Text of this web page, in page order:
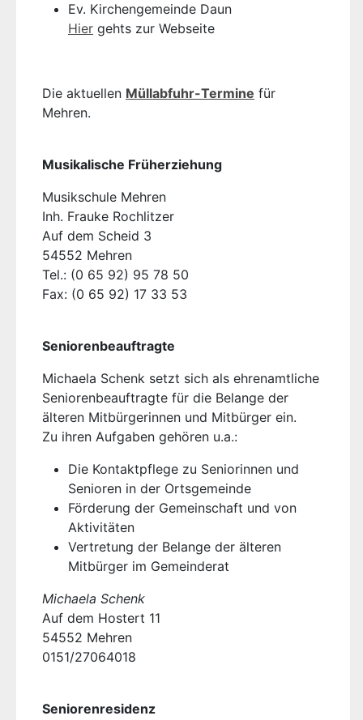
Ev. Kirchengemeinde Daun
Hier gehts zur Webseite
Die aktuellen Müllabfuhr-Termine für
Mehren.
Musikalische Früherziehung
Musikschule Mehren
Inh. Frauke Rochlitzer
Auf dem Scheid 3
54552 Mehren
Tel.: (0 65 92) 95 78 50
Fax: (0 65 92) 17 33 53
Seniorenbeauftragte
Michaela Schenk setzt sich als ehrenamtliche
Seniorenbeauftragte für die Belange der
älteren Mitbürgerinnen und Mitbürger ein.
Zu ihren Aufgaben gehören u.a.:
Die Kontaktpflege zu Seniorinnen und
Senioren in der Ortsgemeinde
Förderung der Gemeinschaft und von
Aktivitäten
Vertretung der Belange der älteren
Mitbürger im Gemeinderat
Michaela Schenk
Auf dem Hostert 11
54552 Mehren
0151/27064018
Seniorenresidenz